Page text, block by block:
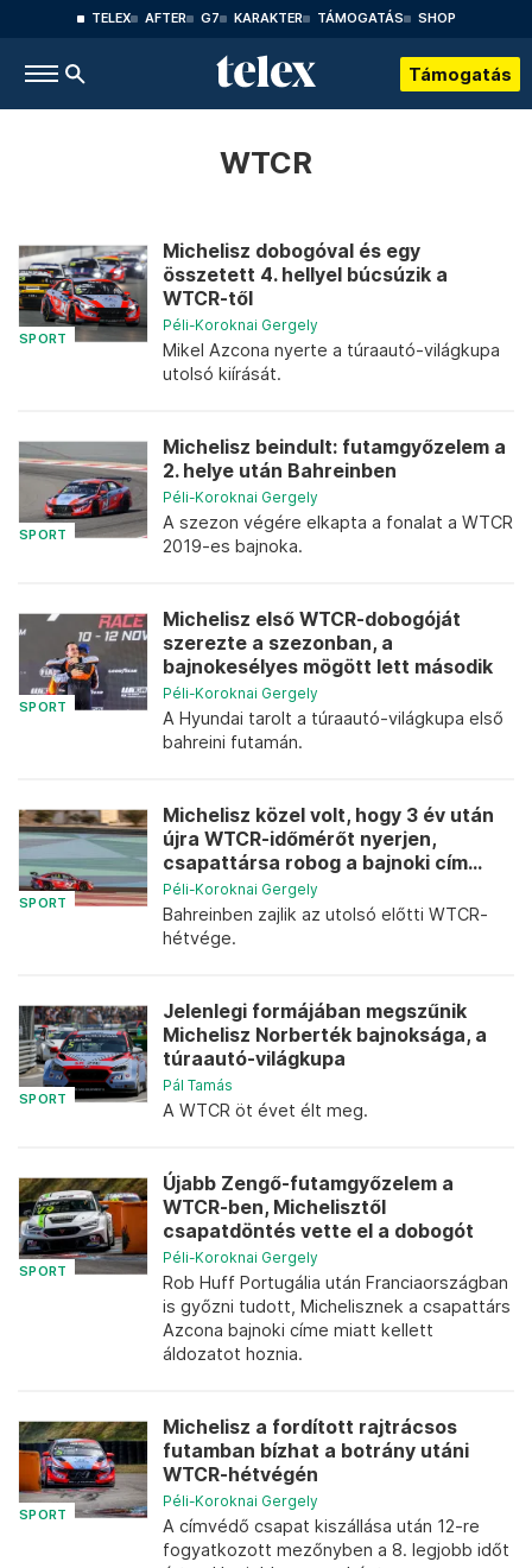
TELEX AFTER G7 KARAKTER TÁMOGATÁS SHOP
Támogatás
WTCR
SPORT
Michelisz dobogóval és egy
összetett 4. hellyel búcsúzik a
WTCR-től
Péli-Koroknai Gergely
Mikel Azcona nyerte a túraautó-világkupa
utolsó kiírását.
SPORT
Michelisz beindult: futamgyőzelem a
2. helye után Bahreinben
Péli-Koroknai Gergely
A szezon végére elkapta a fonalat a WTCR
2019-es bajnoka.
SPORT
Michelisz első WTCR-dobogóját
szerezte a szezonban, a
bajnokesélyes mögött lett második
Péli-Koroknai Gergely
A Hyundai tarolt a túraautó-világkupa első
bahreini futamán.
SPORT
Michelisz közel volt, hogy 3 év után
újra WTCR-időmérőt nyerjen,
csapattársa robog a bajnoki cím...
Péli-Koroknai Gergely
Bahreinben zajlik az utolsó előtti WTCR-
hétvége.
SPORT
Jelenlegi formájában megszűnik
Michelisz Norberték bajnoksága, a
túraautó-világkupa
Pál Tamás
A WTCR öt évet élt meg.
SPORT
Újabb Zengő-futamgyőzelem a
WTCR-ben, Michelisztől
csapatdöntés vette el a dobogót
Péli-Koroknai Gergely
Rob Huff Portugália után Franciaországban
is győzni tudott, Michelisznek a csapattárs
Azcona bajnoki címe miatt kellett
áldozatot hoznia.
SPORT
Michelisz a fordított rajtrácsos
futamban bízhat a botrány utáni
WTCR-hétvégén
Péli-Koroknai Gergely
A címvédő csapat kiszállása után 12-re
fogyatkozott mezőnyben a 8. legjobb időt